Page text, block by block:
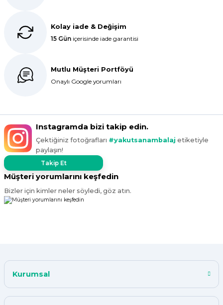
Kolay iade & Değişim
15 Gün içerisinde iade garantisi
Mutlu Müşteri Portföyü
Onaylı Google yorumları
Instagramda bizi takip edin.
Çektiğiniz fotoğrafları #yakutsanambalaj etiketiyle
paylaşın!
Takip Et
Müşteri yorumlarını keşfedin
Bizler için kimler neler söyledi, göz atın.
Kurumsal